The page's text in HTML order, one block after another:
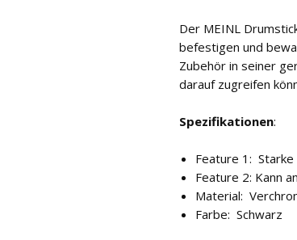
Der MEINL
befestigen und
Zubehör in seiner
darauf zugreifen
Spezifikationen:
Feature 1:
Feature 2: Kann
Material:
Farbe: Schwarz